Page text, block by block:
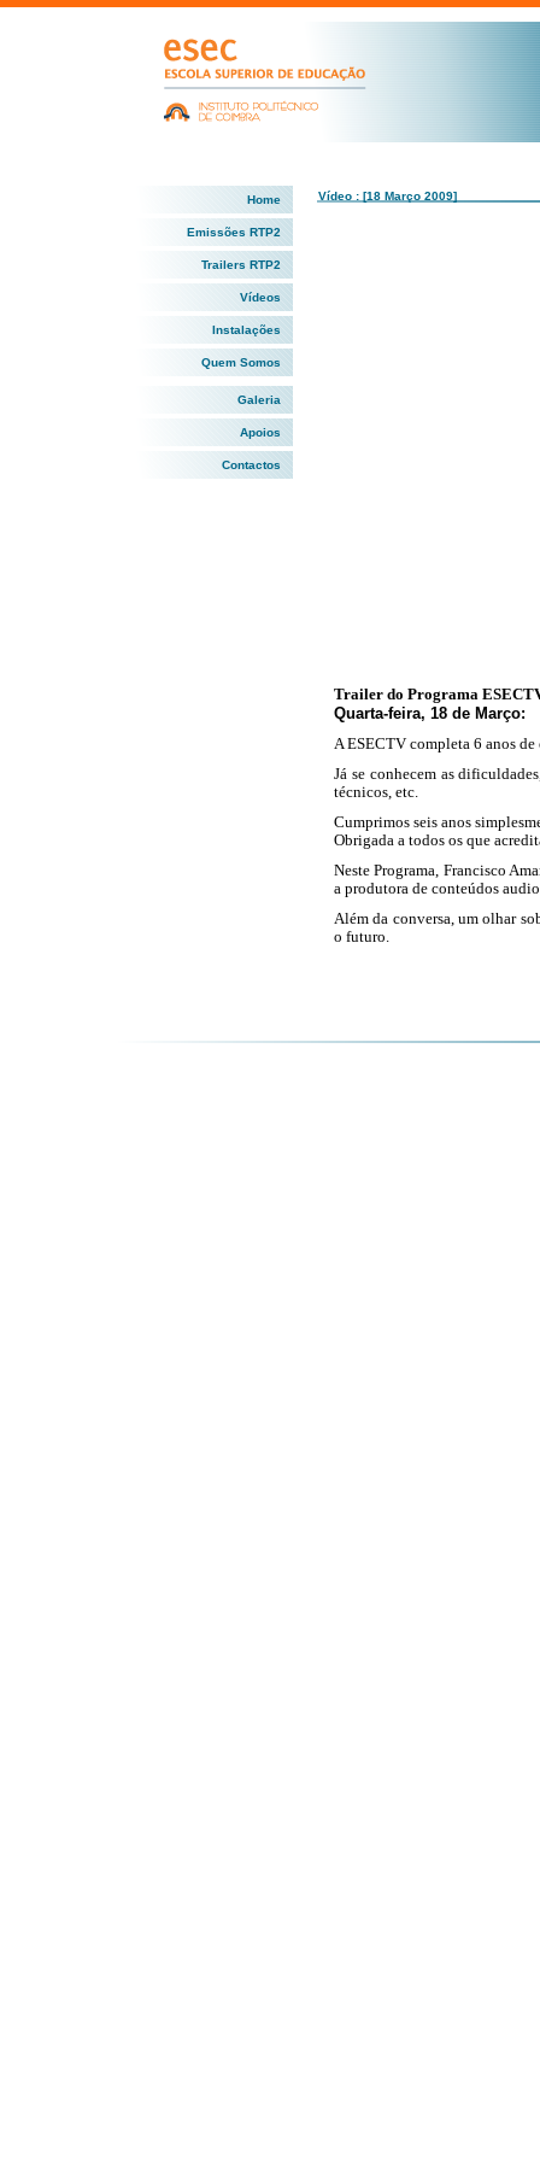
Home
Emissões RTP2
Trailers RTP2
Vídeos
Instalações
Quem Somos
Galeria
Apoios
Contactos
Vídeo : [18 Março 2009]
Trailer do Programa
Quarta-feira, 18 de Março:
A ESECTV completa 6 anos
Já se conhecem as
técnicos, etc.
Cumprimos seis anos
Obrigada a todos os que
Neste Programa, Francisco
a produtora de conteúdos
Além da conversa, um olhar
o futuro.